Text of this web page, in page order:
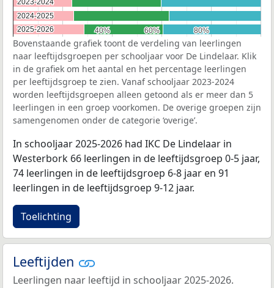
40%
40% 60%
60% 80%
80%
2023-2024
2023-2024
2024-2025
2024-2025
2025-2026
2025-2026
Bovenstaande grafiek toont de verdeling van leerlingen
naar leeftijdsgroepen per schooljaar voor De Lindelaar. Klik
in de grafiek om het aantal en het percentage leerlingen
per leeftijdsgroep te zien. Vanaf schooljaar 2023-2024
worden leeftijdsgroepen alleen getoond als er meer dan 5
leerlingen in een groep voorkomen. De overige groepen zijn
samengenomen onder de categorie ‘overige’.
In schooljaar 2025-2026 had IKC De Lindelaar in
Westerbork 66 leerlingen in de leeftijdsgroep 0-5 jaar,
74 leerlingen in de leeftijdsgroep 6-8 jaar en 91
leerlingen in de leeftijdsgroep 9-12 jaar.
Toelichting
Leeftijden
Leerlingen naar leeftijd in schooljaar 2025-2026.